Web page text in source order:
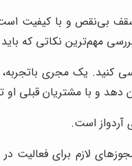
بی‌نقص و با کیفیت
مهم‌ترین نکاتی که
کنید. یک مجری
و با مشتریان قبلی
است.
لازم برای فعالیت